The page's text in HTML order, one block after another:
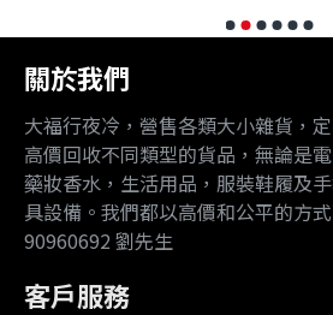
關於我們
大福行夜冷，營售各類大小雜貨，
高價回收不同類型的貨品，無論是
藥妝香水，生活用品，服裝鞋履及
具設備。我們都以高價和公平的方
90960692 劉先生
客戶服務